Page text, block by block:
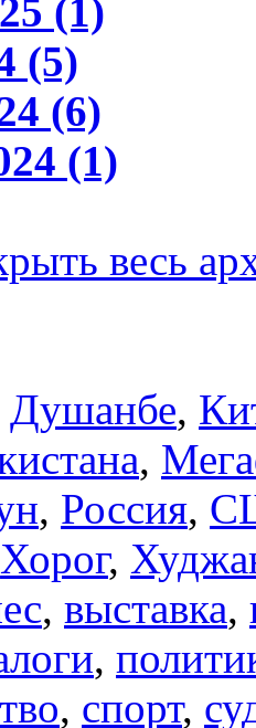
(1)
(5)
(6)
(1)
весь
Душанбе,
,
, Россия,
Хорог,
, выставка,
,
, спорт,